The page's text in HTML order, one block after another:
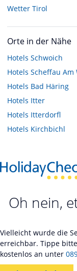
Wetter Tirol
Orte in der Nähe
Hotels Schwoich
Hotels Scheffau Am
Hotels Bad Häring
Hotels Itter
Hotels Itterdorfl
Hotels Kirchbichl
Oh nein,
Vielleicht wurde die
erreichbar. Tippe
kostenlos an unter